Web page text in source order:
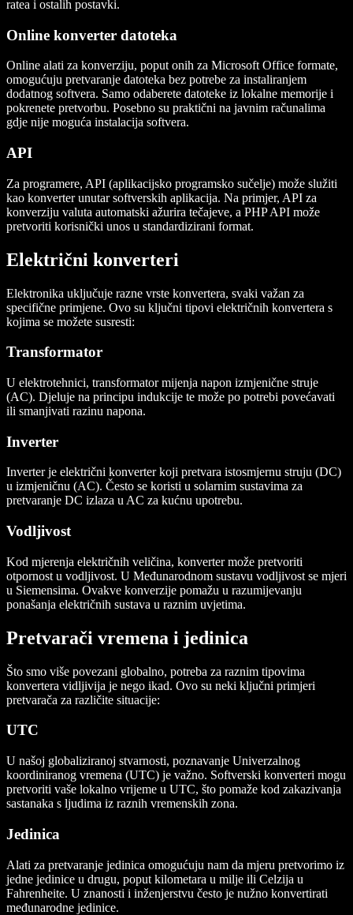
ratea i ostalih postavki.
Online konverter datoteka
Online alati za konverziju, poput onih za Microsoft Office formate,
omogućuju pretvaranje datoteka bez potrebe za instaliranjem
dodatnog softvera. Samo odaberete datoteke iz lokalne memorije i
pokrenete pretvorbu. Posebno su praktični na javnim računalima
gdje nije moguća instalacija softvera.
API
Za programere, API (aplikacijsko programsko sučelje) može služiti
kao konverter unutar softverskih aplikacija. Na primjer, API za
konverziju valuta automatski ažurira tečajeve, a PHP API može
pretvoriti korisnički unos u standardizirani format.
Električni konverteri
Elektronika uključuje razne vrste konvertera, svaki važan za
specifične primjene. Ovo su ključni tipovi električnih konvertera s
kojima se možete susresti:
Transformator
U elektrotehnici, transformator mijenja napon izmjenične struje
(AC). Djeluje na principu indukcije te može po potrebi povećavati
ili smanjivati razinu napona.
Inverter
Inverter je električni konverter koji pretvara istosmjernu struju (DC)
u izmjeničnu (AC). Često se koristi u solarnim sustavima za
pretvaranje DC izlaza u AC za kućnu upotrebu.
Vodljivost
Kod mjerenja električnih veličina, konverter može pretvoriti
otpornost u vodljivost. U Međunarodnom sustavu vodljivost se mjeri
u Siemensima. Ovakve konverzije pomažu u razumijevanju
ponašanja električnih sustava u raznim uvjetima.
Pretvarači vremena i jedinica
Što smo više povezani globalno, potreba za raznim tipovima
konvertera vidljivija je nego ikad. Ovo su neki ključni primjeri
pretvarača za različite situacije:
UTC
U našoj globaliziranoj stvarnosti, poznavanje Univerzalnog
koordiniranog vremena (UTC) je važno. Softverski konverteri mogu
pretvoriti vaše lokalno vrijeme u UTC, što pomaže kod zakazivanja
sastanaka s ljudima iz raznih vremenskih zona.
Jedinica
Alati za pretvaranje jedinica omogućuju nam da mjeru pretvorimo iz
jedne jedinice u drugu, poput kilometara u milje ili Celzija u
Fahrenheite. U znanosti i inženjerstvu često je nužno konvertirati
međunarodne jedinice.